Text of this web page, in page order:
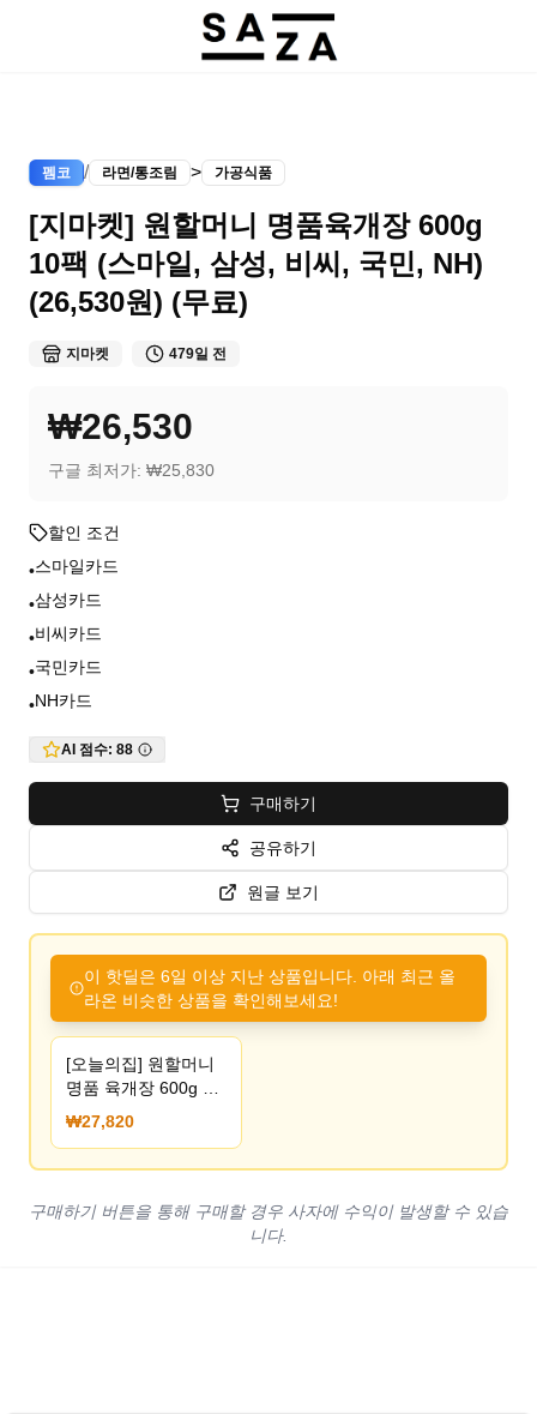
펨코 / 라면/통조림 > 가공식품
[지마켓] 원할머니 명품육개장 600g
10팩 (스마일, 삼성, 비씨, 국민, NH)
(26,530원) (무료)
지마켓 479일 전
₩26,530
구글 최저가: ₩25,830
할인 조건
•스마일카드
•삼성카드
•비씨카드
•국민카드
•NH카드
AI 점수: 88
구매하기
공유하기
원글 보기
이 핫딜은 6일 이상 지난 상품입니다. 아래 최근 올
라온 비슷한 상품을 확인해보세요!
[오늘의집] 원할머니
명품 육개장 600g 10
팩 (27,820원) (무료
배송)
₩27,820
구매하기 버튼을 통해 구매할 경우 사자에 수익이 발생할 수 있습
니다.